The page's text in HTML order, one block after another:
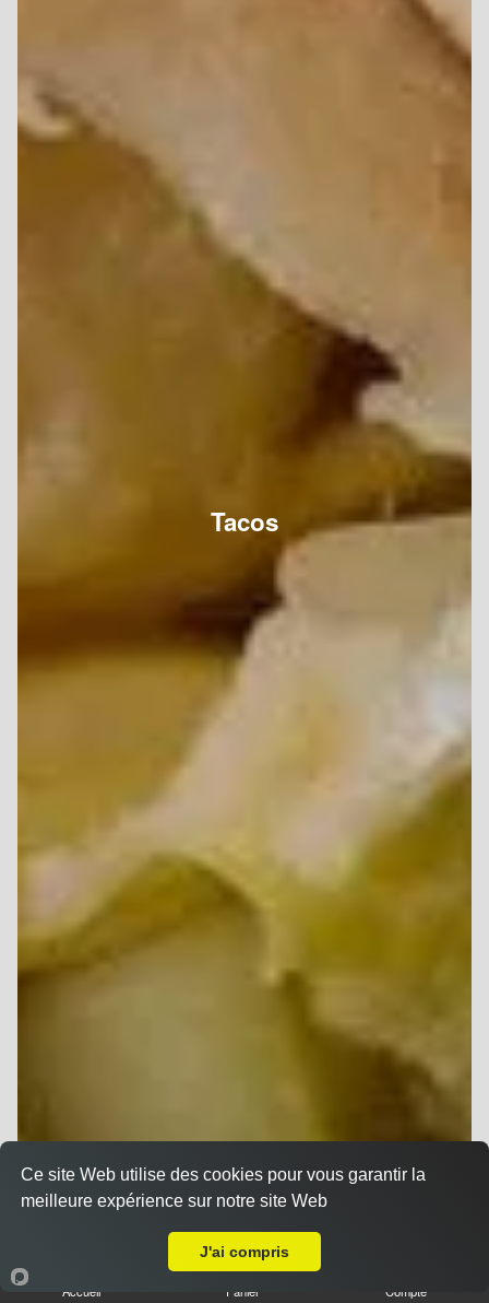
Tacos
Accueil Panier Compte
Ce site Web utilise des cookies pour vous garantir la
meilleure expérience sur notre site Web
J'ai compris